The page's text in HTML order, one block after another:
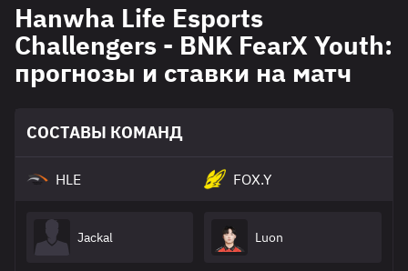
Hanwha Life Esports
Challengers - BNK FearX Youth:
прогнозы и ставки на матч
СОСТАВЫ КОМАНД
HLE
Jackal
FOX.Y
Luon